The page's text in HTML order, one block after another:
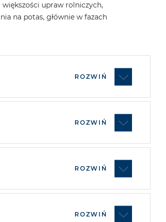
upraw rolniczych,
na potas, głównie w fazach
ROZWIŃ
ROZWIŃ
ROZWIŃ
ROZWIŃ